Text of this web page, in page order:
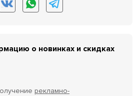
о новинках и скидках
рекламно-